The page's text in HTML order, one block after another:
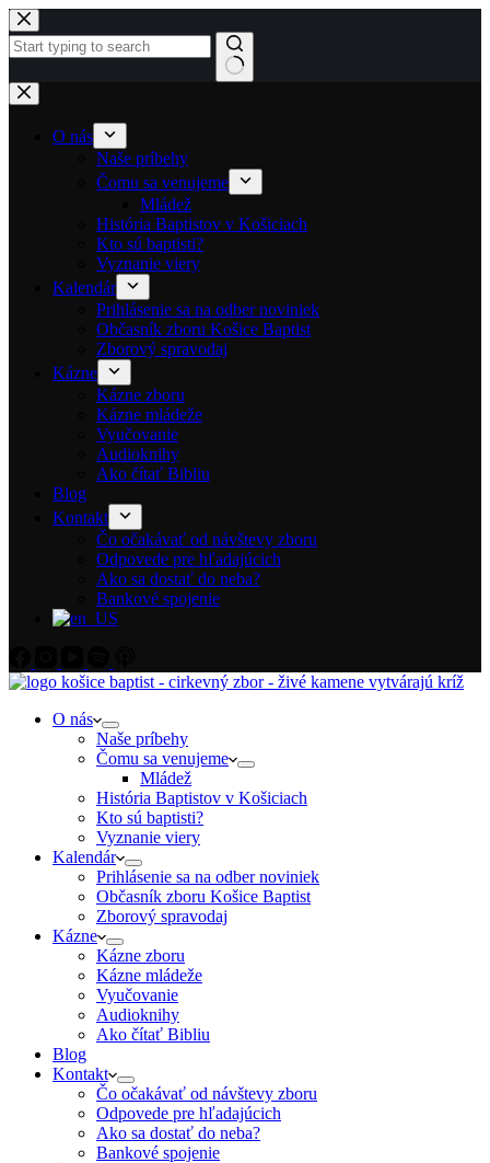
Skip to content
No results
O nás
Naše príbehy
Čomu sa venujeme
Mládež
História Baptistov v Košiciach
Kto sú baptisti?
Vyznanie viery
Kalendár
Prihlásenie sa na odber noviniek
Občasník zboru Košice Baptist
Zborový spravodaj
Kázne
Kázne zboru
Kázne mládeže
Vyučovanie
Audioknihy
Ako čítať Bibliu
Blog
Kontakt
Čo očakávať od návštevy zboru
Odpovede pre hľadajúcich
Ako sa dostať do neba?
Bankové spojenie
O nás
Naše príbehy
Čomu sa venujeme
Mládež
História Baptistov v Košiciach
Kto sú baptisti?
Vyznanie viery
Kalendár
Prihlásenie sa na odber noviniek
Občasník zboru Košice Baptist
Zborový spravodaj
Kázne
Kázne zboru
Kázne mládeže
Vyučovanie
Audioknihy
Ako čítať Bibliu
Blog
Kontakt
Čo očakávať od návštevy zboru
Odpovede pre hľadajúcich
Ako sa dostať do neba?
Bankové spojenie